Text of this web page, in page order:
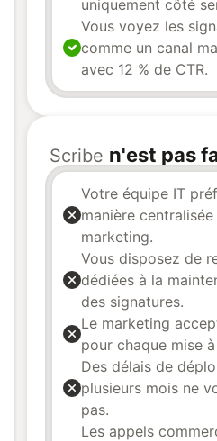
uniquement côté
Vous voyez les
comme un canal
avec 12 % de CTR.
Scribe n'est pas
Votre équipe IT
manière
marketing.
Vous disposez de
dédiées à la
des signatures.
Le marketing
pour chaque mise
Des délais de
plusieurs mois ne
pas.
Les appels